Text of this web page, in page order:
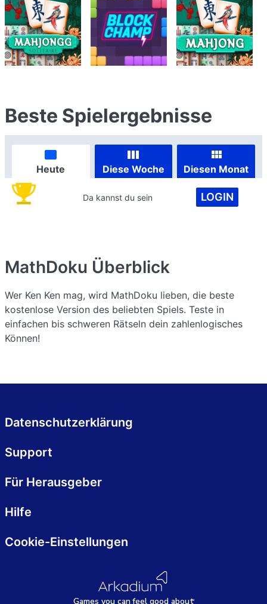
Beste Spielergebnisse
Heute Diese Woche Diesen Monat
Da kannst du sein LOGIN
MathDoku Überblick
Wer Ken Ken mag, wird MathDoku lieben, die beste
kostenlose Version des beliebten Spiels. Teste in
einfachen bis schweren Rätseln dein zahlenlogisches
Können!
Datenschutzerklärung
Support
Für Herausgeber
Hilfe
Cookie-Einstellungen